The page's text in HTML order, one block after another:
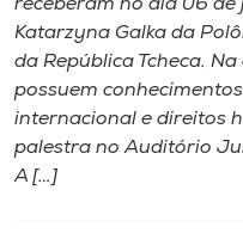
Internacionalização
I.nova
Diplomados
receberam no dia 06 de
Katarzyna Galka da
da República Tcheca.
possuem
internacional e direitos
palestra no Auditório
A […]